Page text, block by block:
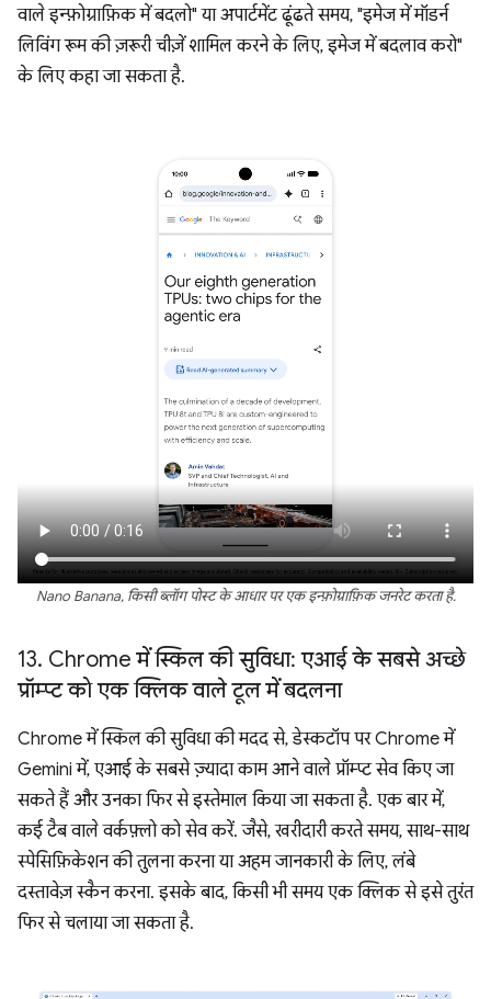
वाले इन्फ़ोग्राफ़िक में बदलो" या अपार्टमेंट ढूंढते समय, "इमेज में मॉडर्न
लिविंग रूम की ज़रूरी चीज़ें शामिल करने के लिए, इमेज में बदलाव करो"
के लिए कहा जा सकता है.
Nano Banana, किसी ब्लॉग पोस्ट के आधार पर एक इन्फ़ोग्राफ़िक जनरेट करता है.
13. Chrome में स्किल की सुविधा: एआई के सबसे अच्छे
प्रॉम्प्ट को एक क्लिक वाले टूल में बदलना
Chrome में स्किल की सुविधा की मदद से, डेस्कटॉप पर Chrome में
Gemini में, एआई के सबसे ज़्यादा काम आने वाले प्रॉम्प्ट सेव किए जा
सकते हैं और उनका फिर से इस्तेमाल किया जा सकता है. एक बार में,
कई टैब वाले वर्कफ़्लो को सेव करें. जैसे, खरीदारी करते समय, साथ-साथ
स्पेसिफ़िकेशन की तुलना करना या अहम जानकारी के लिए, लंबे
दस्तावेज़ स्कैन करना. इसके बाद, किसी भी समय एक क्लिक से इसे तुरंत
फिर से चलाया जा सकता है.